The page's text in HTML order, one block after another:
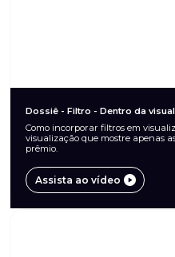
Dossiê - Filtro - Dentro da
Como incorporar filtros em
visualização que mostre apenas
prêmio.
Assista ao vídeo